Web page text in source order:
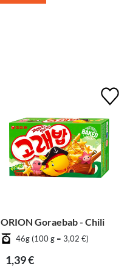
ORION Goraebab - Chili
46g (100 g = 3,02 €)
1,39 €